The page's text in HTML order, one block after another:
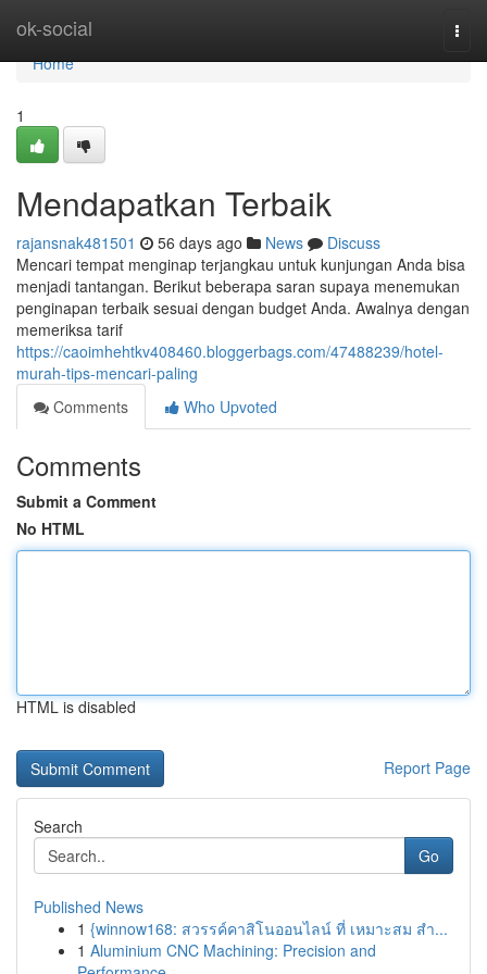
ok-social
Home
Home
1
Mendapatkan Terbaik
rajansnak481501 56 days ago News
Discuss
Mencari tempat menginap terjangkau untuk kunjungan Anda bisa
menjadi tantangan. Berikut beberapa saran supaya menemukan
penginapan terbaik sesuai dengan budget Anda. Awalnya dengan
memeriksa tarif
https://caoimhehtkv408460.bloggerbags.com/47488239/hotel-
murah-tips-mencari-paling
Comments
Who Upvoted
Comments
Submit a Comment
No HTML
HTML is disabled
Report Page
Search
Go
Published News
1 {winnow168: สวรรค์คาสิโนออนไลน์ ที่ เหมาะสม สำ...
1 Aluminium CNC Machining: Precision and